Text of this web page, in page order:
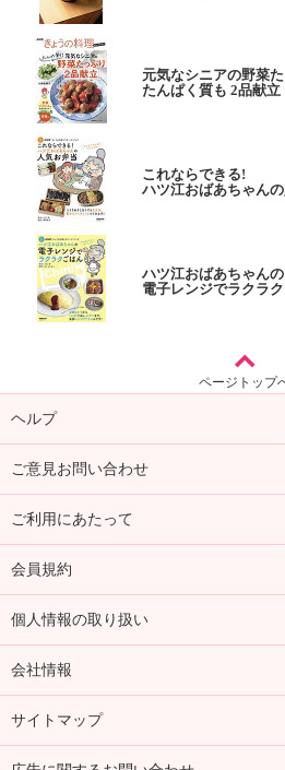
元気なシニアの野菜
たんぱく質も 2品献立
これならできる!
ハツ江おばあちゃん
ハツ江おばあちゃんの
電子レンジでラクラ
ページトップ
ヘルプ
ご意見お問い合わせ
ご利用にあたって
会員規約
個人情報の取り扱い
会社情報
サイトマップ